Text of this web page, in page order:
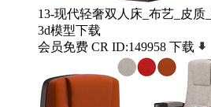
13-现代轻奢双人床_布艺_皮
3d模型下载
会员免费 CR ID:149958 下载